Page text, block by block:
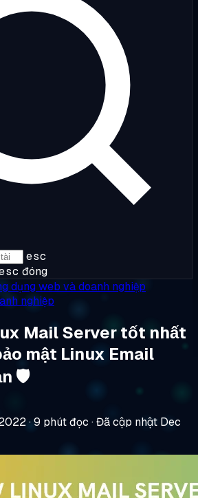
esc
đóng
dụng web và doanh nghiệp
nghiệp
Mail Server tốt nhất
mật Linux Email
🛡️
·9 phút đọc ·Đã cập nhật Dec